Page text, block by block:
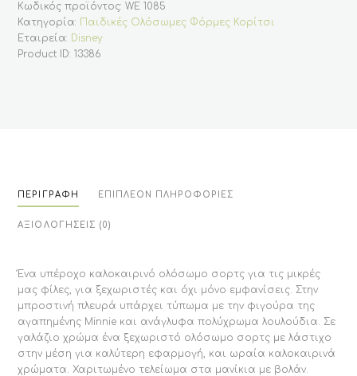
σε
γαλάζιο
χρώμα
(Disney)
ποσότητα
Κωδικός προϊόντος:WE 1085
Κατηγορία:
Παιδικές Ολόσωμες Φόρμες Κορίτσι
Εταιρεία: Disney
Product ID:13386
ΠΕΡΙΓΡΑΦΉ ΕΠΙΠΛΈΟΝ ΠΛΗΡΟΦΟΡΊΕΣ
ΑΞΙΟΛΟΓΉΣΕΙΣ (0)
Ένα υπέροχο καλοκαιρινό ολόσωμο σορτς για τις μικρές
μας φίλες, για ξεχωριστές και όχι μόνο εμφανίσεις. Στην
μπροστινή πλευρά υπάρχει τύπωμα με την φιγούρα της
αγαπημένης Minnie και ανάγλυφα πολύχρωμα λουλούδια. Σε
γαλάζιο χρώμα ένα ξεχωριστό ολόσωμο σορτς με λάστιχο
στην μέση για καλύτερη εφαρμογή, και ωραία καλοκαιρινά
χρώματα. Χαριτωμένο τελείωμα στα μανίκια με βολάν.